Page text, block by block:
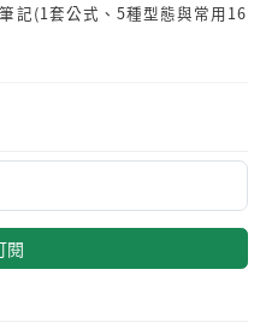
記(1套公式、5種型態與常用16
閱